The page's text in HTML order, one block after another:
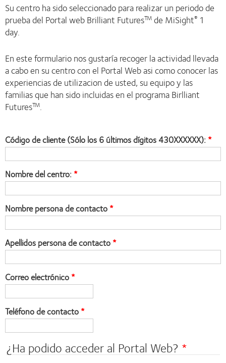
Su centro ha sido seleccionado para realizar un periodo de
prueba del Portal web Brilliant FuturesTM de MiSight® 1
day.
En este formulario nos gustaría recoger la actividad llevada
a cabo en su centro con el Portal Web asi como conocer las
experiencias de utilizacion de usted, su equipo y las
familias que han sido incluidas en el programa Birlliant
FuturesTM.
Código de cliente (Sólo los 6 últimos dígitos 430XXXXXX):
Nombre del centro:
Nombre persona de contacto
Apellidos persona de contacto
Correo electrónico
Teléfono de contacto
¿Ha podido acceder al Portal Web?